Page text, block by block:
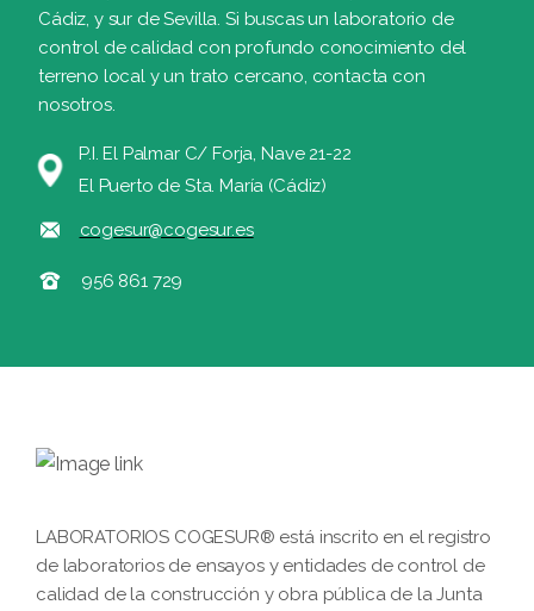
Cádiz, y sur de Sevilla. Si buscas un laboratorio de
control de calidad con profundo conocimiento del
terreno local y un trato cercano, contacta con
nosotros.
P.I. El Palmar C/ Forja, Nave 21-22
El Puerto de Sta. María (Cádiz)
cogesur@cogesur.es
956 861 729
LABORATORIOS COGESUR® está inscrito en el registro
de laboratorios de ensayos y entidades de control de
calidad de la construcción y obra pública de la Junta